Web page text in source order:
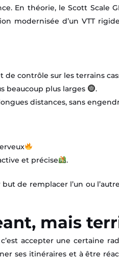
En théorie, le Scott Scale
modernisée d’un VTT
de contrôle sur les terrains
beaucoup plus larges
.
distances, sans
et précise
.
but de remplacer l’un ou
mais
accepter une certaine
ses itinéraires et à être